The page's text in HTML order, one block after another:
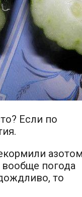
Если по
вообще погода
то